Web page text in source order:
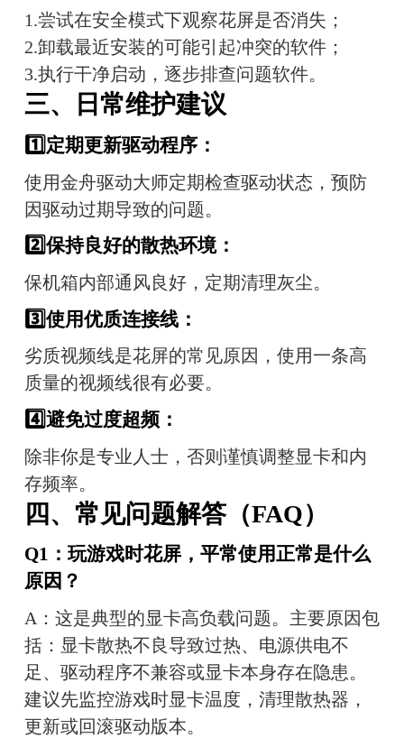
1.尝试在安全模式下观察花屏是否消失；
2.卸载最近安装的可能引起冲突的软件；
3.执行干净启动，逐步排查问题软件。
三、日常维护建议
1️⃣定期更新驱动程序：
使用金舟驱动大师定期检查驱动状态，预防
因驱动过期导致的问题。
2️⃣保持良好的散热环境：
保机箱内部通风良好，定期清理灰尘。
3️⃣使用优质连接线：
劣质视频线是花屏的常见原因，使用一条高
质量的视频线很有必要。
4️⃣避免过度超频：
除非你是专业人士，否则谨慎调整显卡和内
存频率。
四、常见问题解答（FAQ）
Q1：玩游戏时花屏，平常使用正常是什么
原因？
A：这是典型的显卡高负载问题。主要原因包
括：显卡散热不良导致过热、电源供电不
足、驱动程序不兼容或显卡本身存在隐患。
建议先监控游戏时显卡温度，清理散热器，
更新或回滚驱动版本。